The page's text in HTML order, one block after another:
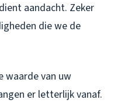
aandacht. Zeker
die we de
waarde van uw
er letterlijk vanaf.